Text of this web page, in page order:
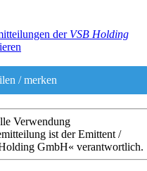
der VSB Holding
/ merken
Verwendung
ist der Emittent /
GmbH« verantwortlich.